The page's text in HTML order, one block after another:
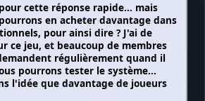
cette réponse rapide... mais
en acheter davantage dans
pour ainsi dire ? J'ai de
ce jeu, et beaucoup de membres
régulièrement quand il
pourrons tester le système...
l'idée que davantage de joueurs